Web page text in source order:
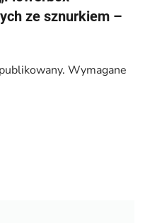
ze sznurkiem –
Wymagane